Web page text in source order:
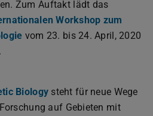
Zum Auftakt lädt das
Workshop zum
vom 23. bis 24. April, 2020
Biology steht für neue Wege
auf Gebieten mit